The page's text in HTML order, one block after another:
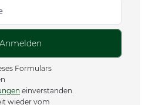
Anmelden
Formulars
einverstanden.
wieder vom